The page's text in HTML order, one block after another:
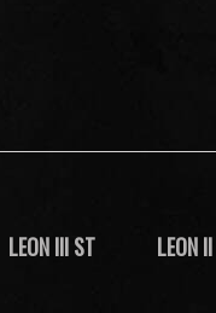
LEON III ST LEON